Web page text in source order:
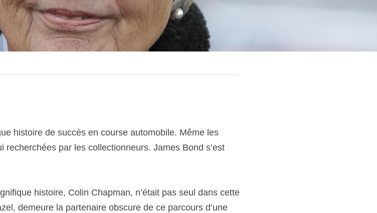
histoire de succès en course automobile. Même les
recherchées par les collectionneurs. James Bond s’est
histoire, Colin Chapman, n’était pas seul dans cette
demeure la partenaire obscure de ce parcours d’une